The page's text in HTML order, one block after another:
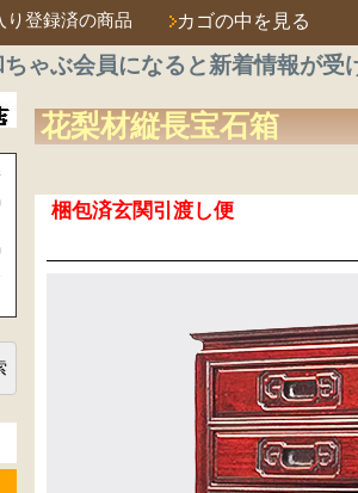
り登録済の商品 カゴの中を見る
ゃぶ会員になると新着情報が受
花梨材縦長宝石箱
梱包済玄関引渡し便